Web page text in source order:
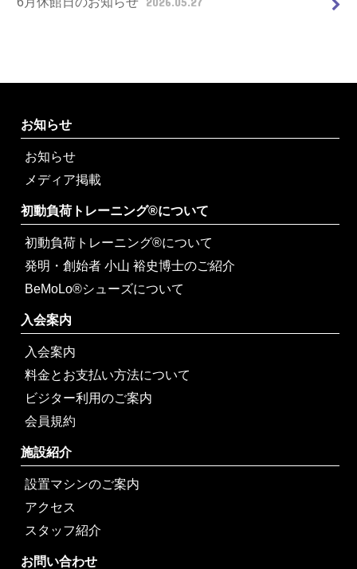
お知らせ
お知らせ
メディア掲載
初動負荷トレーニング®について
初動負荷トレーニング®について
発明・創始者 小山 裕史博士のご紹介
BeMoLo®シューズについて
入会案内
入会案内
料金とお支払い方法について
ビジター利用のご案内
会員規約
施設紹介
設置マシンのご案内
アクセス
スタッフ紹介
お問い合わせ